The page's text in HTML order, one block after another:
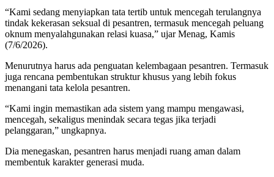
“Kami sedang menyiapkan tata tertib untuk mencegah terulangnya
tindak kekerasan seksual di pesantren, termasuk mencegah peluang
oknum menyalahgunakan relasi kuasa,” ujar Menag, Kamis
(7/6/2026).
Menurutnya harus ada penguatan kelembagaan pesantren. Termasuk
juga rencana pembentukan struktur khusus yang lebih fokus
menangani tata kelola pesantren.
“Kami ingin memastikan ada sistem yang mampu mengawasi,
mencegah, sekaligus menindak secara tegas jika terjadi
pelanggaran,” ungkapnya.
Dia menegaskan, pesantren harus menjadi ruang aman dalam
membentuk karakter generasi muda.